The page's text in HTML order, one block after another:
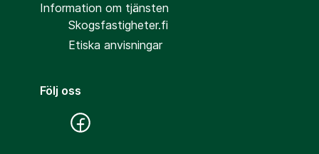
Information om tjänsten
Skogsfastigheter.fi
Etiska anvisningar
Följ oss